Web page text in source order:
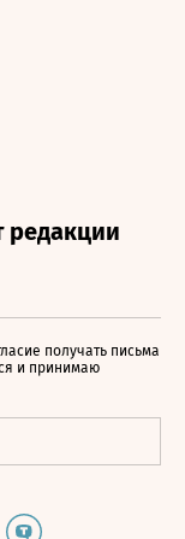
получать письма
и принимаю